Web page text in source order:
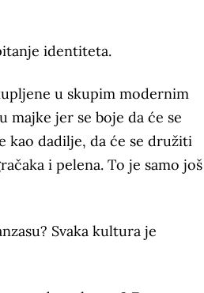
identiteta.
u skupim modernim
majke jer se boje da će se
kao dadilje, da će se družiti
i pelena. To je samo još
Svaka kultura je